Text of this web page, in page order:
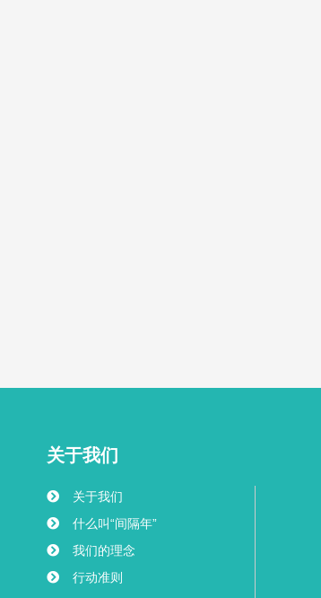
关于我们
关于我们
什么叫“间隔年”
我们的理念
行动准则